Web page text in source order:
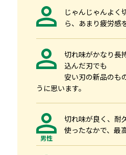
じゃんじゃんよく
ら、あまり疲労感
切れ味がかなり長
込んだ刃でも
安い刃の新品のも
うに思います。
男性
切れ味が良く、耐
使ったなかで、最高